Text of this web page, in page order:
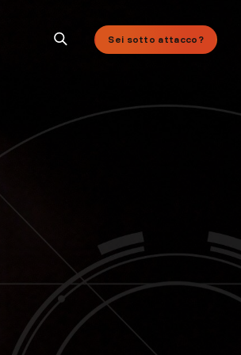
Sei sotto attacco?